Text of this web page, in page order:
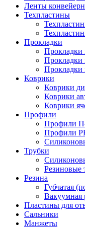
Ленты
Техпластины
Прокладки
Прокладки
Прокладки
Прокладки
Коврики
Коврики
Коврики
Коврики
Профили
Профили
Профили
Трубки
Резиновые
Резина
Губчатая
Вакуумная
Пластины для
Сальники
Манжеты